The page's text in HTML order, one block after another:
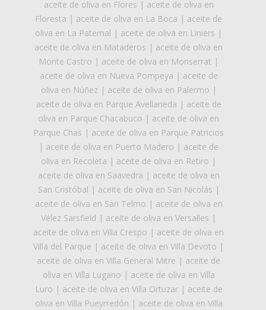
aceite de oliva en Flores | aceite de oliva en
Floresta | aceite de oliva en La Boca | aceite de
oliva en La Paternal | aceite de oliva en Liniers |
aceite de oliva en Mataderos | aceite de oliva en
Monte Castro | aceite de oliva en Monserrat |
aceite de oliva en Nueva Pompeya | aceite de
oliva en Núñez| aceite de oliva en Palermo |
aceite de oliva en Parque Avellaneda | aceite de
oliva en Parque Chacabuco | aceite de oliva en
Parque Chas | aceite de oliva en Parque Patricios
| aceite de oliva en Puerto Madero | aceite de
oliva en Recoleta | aceite de oliva en Retiro |
aceite de oliva en Saavedra | aceite de oliva en
San Cristóbal | aceite de oliva en San Nicolás |
aceite de oliva en San Telmo | aceite de oliva en
Vélez Sarsfield | aceite de oliva en Versalles |
aceite de oliva en Villa Crespo | aceite de oliva en
Villa del Parque | aceite de oliva en Villa Devoto |
aceite de oliva en Villa General Mitre | aceite de
oliva en Villa Lugano | aceite de oliva en Villa
Luro | aceite de oliva en Villa Ortuzar| aceite de
oliva en Villa Pueyrredón | aceite de oliva en Villa